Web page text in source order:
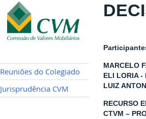
Reuniões do Colegiado
Jurisprudência CVM
MARCELO
ELI LORIA -
LUIZ
RECURSO
CTVM –